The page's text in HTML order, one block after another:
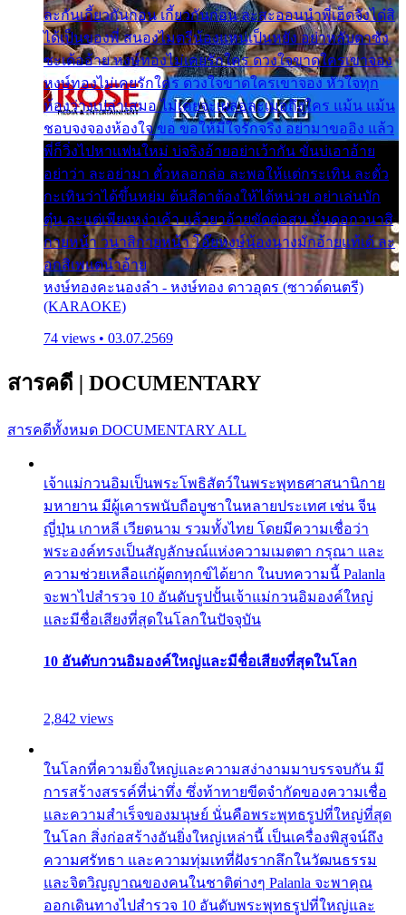
ละกันเกี้ยวกันก่อน เกี้ยวกันก่อน ละสะออนนำพี่เฮ็ดจังได๋สิ
ได้เป็นของพี่ สนองไมตรีน้องแหน่เป็นหยัง อย่าหลับตาซัง
ซะเด้ออ้าย หงษ์ทองไม่เคยรักใคร ดวงใจขาดใครเขาจอง
หงษ์ทองไม่เคยรักใคร ดวงใจขาดใครเขาจอง หัวใจทุก
ห้องว่างเปล่าเสมอ ไม่เคยจะเผลอละเมอถึงใคร แม้น แม้น
ชอบจงจองห้องใจ ขอ ขอให้มีใจรักจริง อย่ามาขออิง แล้ว
พี่ก็วิ่งไปหาแฟนใหม่ บ่จริงอ้ายอย่าเว้ากัน ขั่นบ่เอาอ้าย
อย่าว่า ละอย่ามา ตั๋วหลอกล่อ ละพอให้แต่กระเทิน ละตั๋ว
กะเทินว่าได้ขึ้นหย่ม ต้นสีดาต้องให้ได้หน่วย อย่าเล่นบัก
ตุ๋น ละแต่เพียงหง่าเค้า แล้วยาอ้ายขัดต่อสน นั่นดอกวนาสิ
กายหน้า วนาสิกายหน้า โอ๊ยหงษ์น้องนางมักอ้ายแท้เด้ ละ
อกสิเพแต่นำอ้าย
หงษ์ทองคะนองลำ - หงษ์ทอง ดาวอุดร (ซาวด์ดนตรี)
(KARAOKE)
74 views • 03.07.2569
สารคดี | DOCUMENTARY
สารคดีทั้งหมด DOCUMENTARY ALL
เจ้าแม่กวนอิมเป็นพระโพธิสัตว์ในพระพุทธศาสนานิกาย
มหายาน มีผู้เคารพนับถือบูชาในหลายประเทศ เช่น จีน
ญี่ปุ่น เกาหลี เวียดนาม รวมทั้งไทย โดยมีความเชื่อว่า
พระองค์ทรงเป็นสัญลักษณ์แห่งความเมตตา กรุณา และ
ความช่วยเหลือแก่ผู้ตกทุกข์ได้ยาก ในบทความนี้ Palanla
จะพาไปสำรวจ 10 อันดับรูปปั้นเจ้าแม่กวนอิมองค์ใหญ่
และมีชื่อเสียงที่สุดในโลกในปัจจุบัน
10 อันดับกวนอิมองค์ใหญ่และมีชื่อเสียงที่สุดในโลก
2,842 views
ในโลกที่ความยิ่งใหญ่และความสง่างามมาบรรจบกัน มี
การสร้างสรรค์ที่น่าทึ่ง ซึ่งท้าทายขีดจำกัดของความเชื่อ
และความสำเร็จของมนุษย์ นั่นคือพระพุทธรูปที่ใหญ่ที่สุด
ในโลก สิ่งก่อสร้างอันยิ่งใหญ่เหล่านี้ เป็นเครื่องพิสูจน์ถึง
ความศรัทธา และความทุ่มเทที่ฝังรากลึกในวัฒนธรรม
และจิตวิญญาณของคนในชาติต่างๆ Palanla จะพาคุณ
ออกเดินทางไปสำรวจ 10 อันดับพระพุทธรูปที่ใหญ่และ